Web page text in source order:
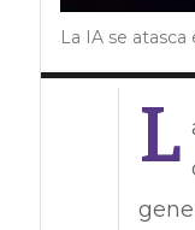
La IA se
L